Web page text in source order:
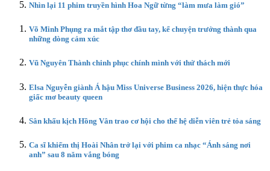
Nhìn lại 11 phim truyền hình Hoa Ngữ từng “làm mưa làm gió”
Võ Minh Phụng ra mắt tập thơ đầu tay, kể chuyện trưởng thành qua
những dòng cảm xúc
Vũ Nguyên Thành chinh phục chính mình với thử thách mới
Elsa Nguyễn giành Á hậu Miss Universe Business 2026, hiện thực hóa
giấc mơ beauty queen
Sân khấu kịch Hồng Vân trao cơ hội cho thế hệ diễn viên trẻ tỏa sáng
Ca sĩ khiếm thị Hoài Nhân trở lại với phim ca nhạc “Ánh sáng nơi
anh” sau 8 năm vắng bóng